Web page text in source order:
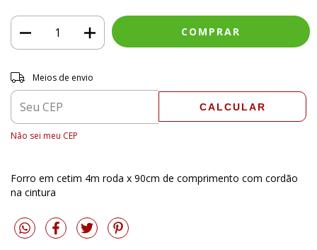
Entregas para o CEP:
Meios de envio
CALCULAR
Não sei meu CEP
Forro em cetim 4m roda x 90cm de comprimento com cordão
na cintura